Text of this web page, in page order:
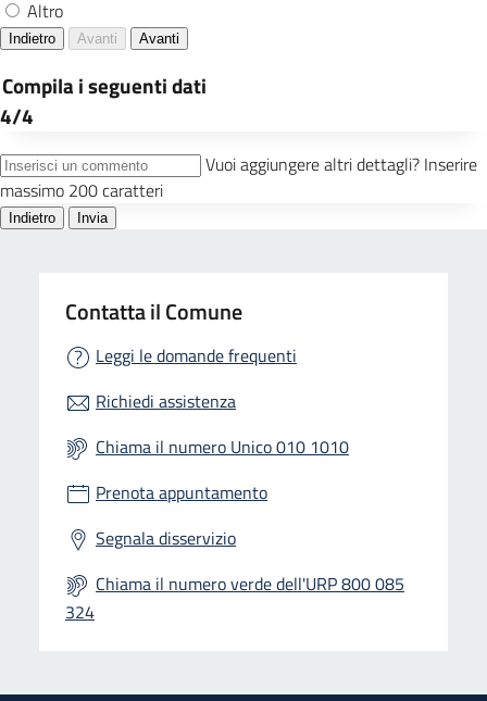
Contatta il Comune
Leggi le domande frequenti
Richiedi assistenza
Chiama il numero Unico 010 1010
Prenota appuntamento
Segnala disservizio
Chiama il numero verde dell'URP 800 085
324